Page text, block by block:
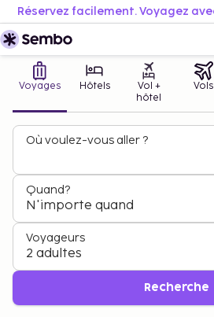
Voyages Hôtels
Vol +
hôtel
Vols
Où voulez-vous aller ?
Quand?
N'importe quand
Voyageurs
2 adultes
Recherche